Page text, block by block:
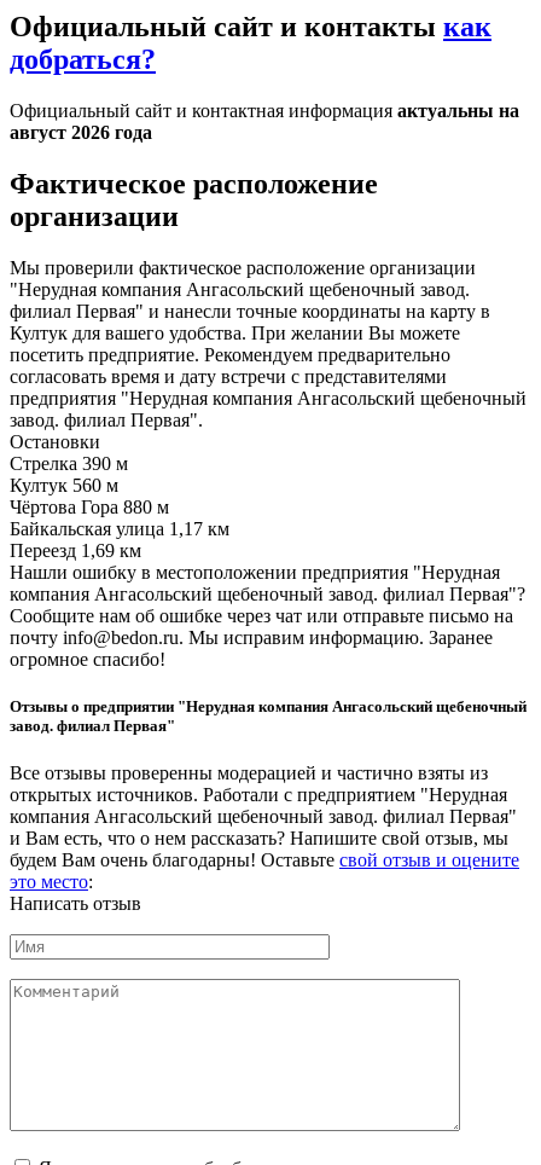
Официальный сайт и контакты как
добраться?
Официальный сайт и контактная информация актуальны на
август 2026 года
Фактическое расположение
организации
Мы проверили фактическое расположение организации
"Нерудная компания Ангасольский щебеночный завод.
филиал Первая" и нанесли точные координаты на карту в
Култук для вашего удобства. При желании Вы можете
посетить предприятие. Рекомендуем предварительно
согласовать время и дату встречи с представителями
предприятия "Нерудная компания Ангасольский щебеночный
завод. филиал Первая".
Остановки
Стрелка 390 м
Култук 560 м
Чёртова Гора 880 м
Байкальская улица 1,17 км
Переезд 1,69 км
Нашли ошибку в местоположении предприятия "Нерудная
компания Ангасольский щебеночный завод. филиал Первая"?
Сообщите нам об ошибке через чат или отправьте письмо на
почту info@bedon.ru. Мы исправим информацию. Заранее
огромное спасибо!
Отзывы о предприятии "Нерудная компания Ангасольский щебеночный
завод. филиал Первая"
Все отзывы проверенны модерацией и частично взяты из
открытых источников. Работали с предприятием "Нерудная
компания Ангасольский щебеночный завод. филиал Первая"
и Вам есть, что о нем рассказать? Напишите свой отзыв, мы
будем Вам очень благодарны! Оставьте свой отзыв и оцените
это место:
Написать отзыв